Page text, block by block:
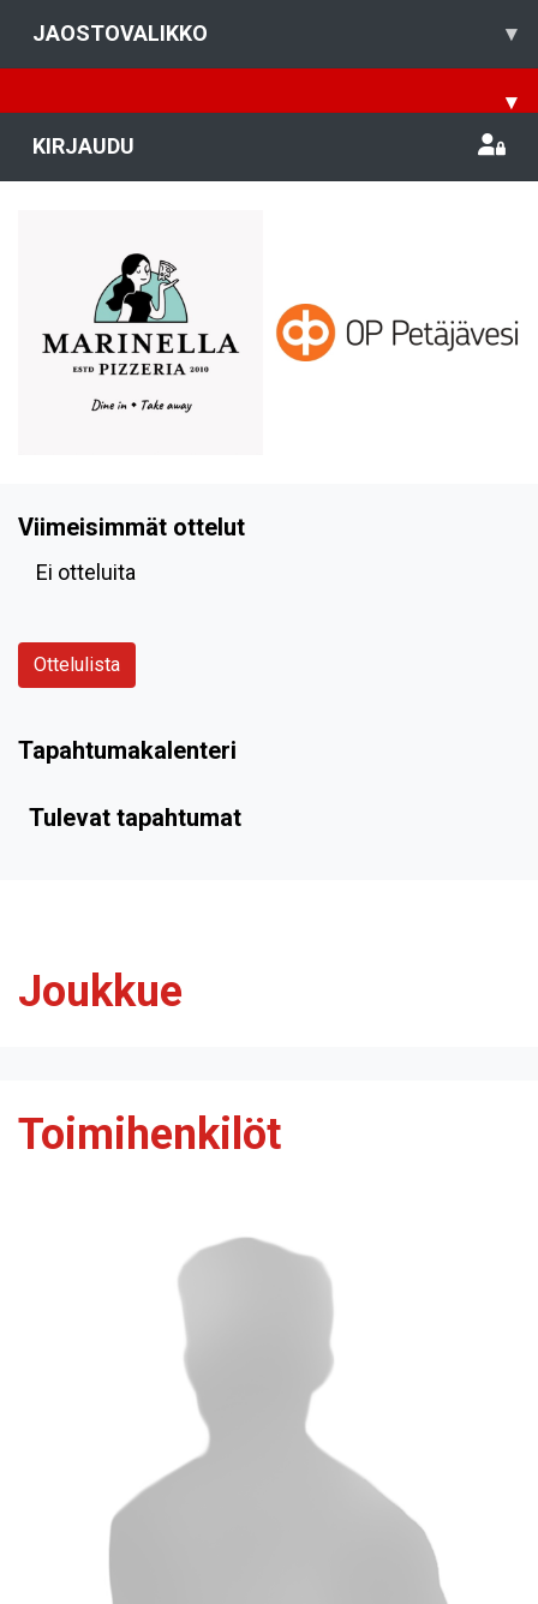
JAOSTOVALIKKO ▾
▾
KIRJAUDU
Viimeisimmät ottelut
Ei otteluita
Ottelulista
Tapahtumakalenteri
Tulevat tapahtumat
Joukkue
Toimihenkilöt